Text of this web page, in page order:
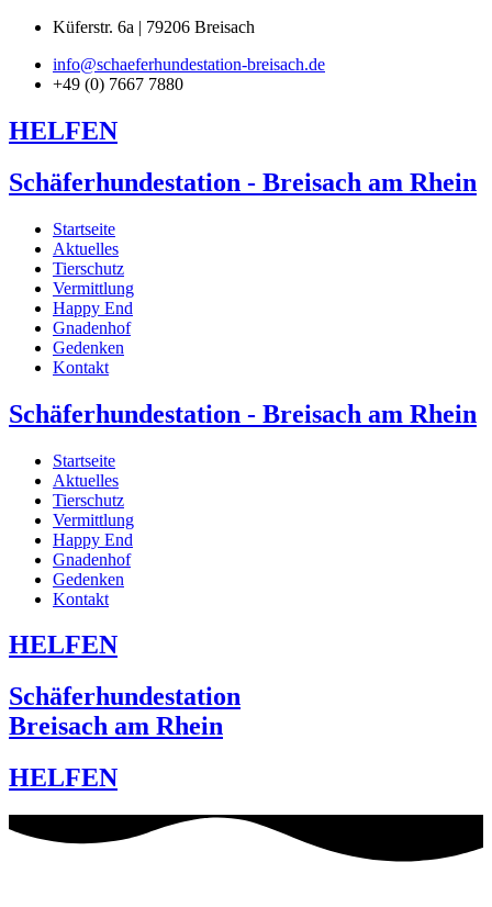
Küferstr. 6a | 79206 Breisach
info@schaeferhundestation-breisach.de
+49 (0) 7667 7880
HELFEN
Schäferhundestation - Breisach am Rhein
Startseite
Aktuelles
Tierschutz
Vermittlung
Happy End
Gnadenhof
Gedenken
Kontakt
Schäferhundestation - Breisach am Rhein
Startseite
Aktuelles
Tierschutz
Vermittlung
Happy End
Gnadenhof
Gedenken
Kontakt
HELFEN
Schäferhundestation
Breisach am Rhein
HELFEN